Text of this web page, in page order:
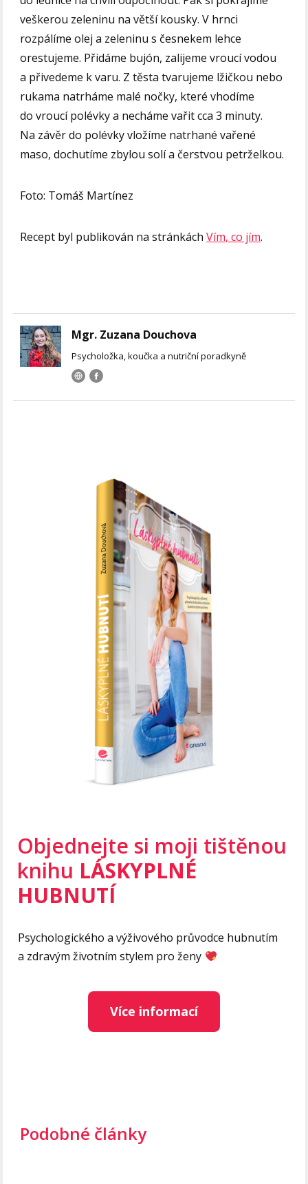
veškerou zeleninu na větší kousky. V hrnci
rozpálíme olej a zeleninu s česnekem lehce
orestujeme. Přidáme bujón, zalijeme vroucí vodou
a přivedeme k varu. Z těsta tvarujeme lžičkou nebo
rukama natrháme malé nočky, které vhodíme
do vroucí polévky a necháme vařit cca 3 minuty.
Na závěr do polévky vložíme natrhané vařené
maso, dochutíme zbylou solí a čerstvou petrželkou.
Foto: Tomáš Martínez
Recept byl publikován na stránkáchVím, co jím.
Mgr. Zuzana Douchova
Psycholožka, koučka a nutriční poradkyně
Objednejte si moji tištěnou
knihu LÁSKYPLNÉ
HUBNUTÍ
Psychologického a výživového průvodce hubnutím
a zdravým životním stylem pro ženy
Více informací
Podobné články